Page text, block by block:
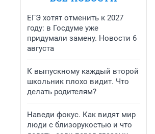
ЕГЭ хотят отменить к 2027
году: в Госдуме уже
придумали замену. Новости 6
августа
К выпускному каждый второй
школьник плохо видит. Что
делать родителям?
Наведи фокус. Как видят мир
люди с близорукостью и что